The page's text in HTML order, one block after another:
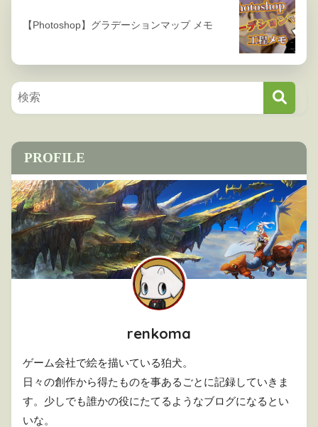
【Photoshop】グラデーションマップ メモ
PROFILE
renkoma
ゲーム会社で絵を描いている狛犬。
日々の創作から得たものを事あるごとに記録していきま
す。少しでも誰かの役にたてるようなブログになるとい
いな。